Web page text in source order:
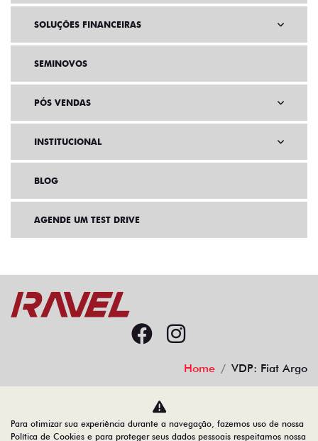
SOLUÇÕES FINANCEIRAS
SEMINOVOS
PÓS VENDAS
INSTITUCIONAL
BLOG
AGENDE UM TEST DRIVE
Home VDP: Fiat Argo
Desacelere. Seu bem maior é a vida.
Para otimizar sua experiência durante a navegação, fazemos uso de nossa
Política de Cookies e para proteger seus dados pessoais respeitamos nossa